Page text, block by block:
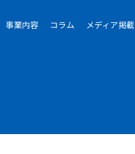
事業内容 コラム メディア掲載